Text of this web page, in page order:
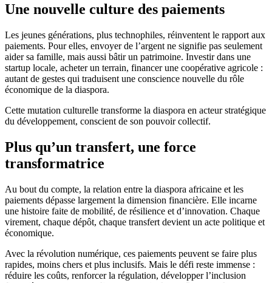
Une nouvelle culture des paiements
Les jeunes générations, plus technophiles, réinventent le rapport aux
paiements. Pour elles, envoyer de l’argent ne signifie pas seulement
aider sa famille, mais aussi bâtir un patrimoine. Investir dans une
startup locale, acheter un terrain, financer une coopérative agricole :
autant de gestes qui traduisent une conscience nouvelle du rôle
économique de la diaspora.
Cette mutation culturelle transforme la diaspora en acteur stratégique
du développement, conscient de son pouvoir collectif.
Plus qu’un transfert, une force
transformatrice
Au bout du compte, la relation entre la diaspora africaine et les
paiements dépasse largement la dimension financière. Elle incarne
une histoire faite de mobilité, de résilience et d’innovation. Chaque
virement, chaque dépôt, chaque transfert devient un acte politique et
économique.
Avec la révolution numérique, ces paiements peuvent se faire plus
rapides, moins chers et plus inclusifs. Mais le défi reste immense :
réduire les coûts, renforcer la régulation, développer l’inclusion